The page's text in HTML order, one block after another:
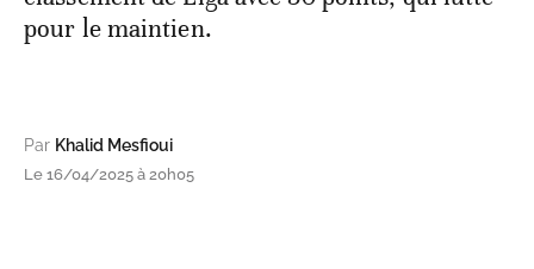
pour le maintien.
Par Khalid Mesfioui
Le 16/04/2025 à 20h05